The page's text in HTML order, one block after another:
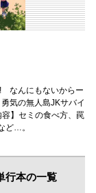
なんにもないからー
気の無人島JKサバイ
】セミの食べ方、罠
ど…。
行本の一覧